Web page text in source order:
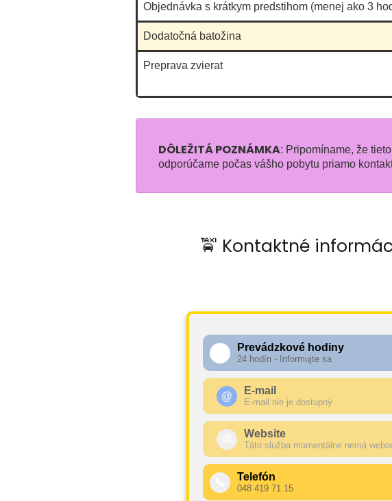
Objednávka s krátkym predstihom (menej ako 3
Dodatočná batožina
Preprava zvierat
DÔLEŽITÁ POZNÁMKA: Pripomíname, že
odporúčame počas vášho pobytu priamo
🚖 Kontaktné
Prevádzkové hodiny
24 hodín - Informujte sa
@ E-mail
E-mail nie je dostupný
Website
Táto služba momentálne nemá
Telefón
048 419 71 15